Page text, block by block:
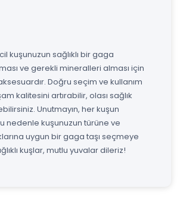
kuşunuzun sağlıklı bir gaga
ve gerekli mineralleri alması için
Doğru seçim ve kullanım
kalitesini artırabilir, olası sağlık
Unutmayın, her kuşun
nedenle kuşunuzun türüne ve
uygun bir gaga taşı seçmeye
kuşlar, mutlu yuvalar dileriz!